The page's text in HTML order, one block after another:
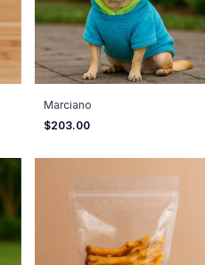
Marciano
$203.00